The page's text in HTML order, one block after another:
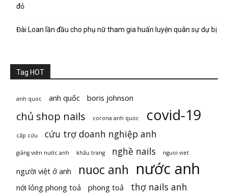
đỏ
Đài Loan lần đầu cho phụ nữ tham gia huấn luyện quân sự dự bị
Tag HOT
anh quoc anh quốc boris johnson
chủ shop nails corona anh quoc covid-19
cấp cứu cứu trợ doanh nghiệp anh
giảng viên nước anh khẩu trang nghề nails nguoi viet
người việt ở anh nuoc anh nước anh
nới lỏng phong toả phong toả
thợ nails anh